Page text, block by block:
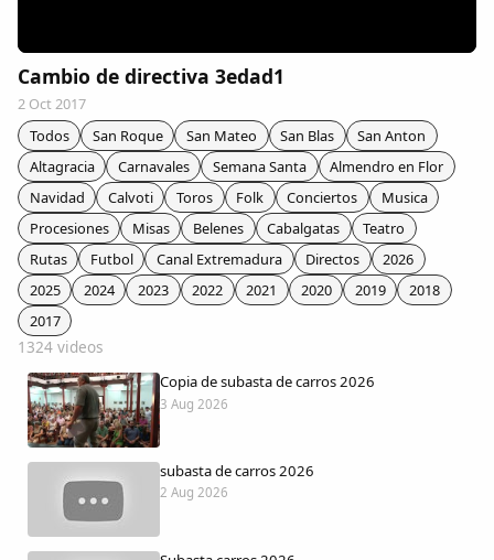
Comunidad
Colaboradores
AlkoTV
Biblioteca
Periódico Alconétar
Foros
Idiosincrasia
Diccionario
Cambio de directiva 3edad1
2 Oct 2017
Todos
San Roque San Mateo San Blas
San Anton
Altagracia
Carnavales Semana Santa
Almendro en Flor
Navidad
Calvoti Toros Folk Conciertos
Musica
Procesiones
Misas Belenes Cabalgatas
Teatro
Rutas
Futbol Canal Extremadura Directos
2026
2025
2024 2023 2022 2021 2020 2019
2018
2017
1324 videos
Copia de subasta de carros 2026
3 Aug 2026
subasta de carros 2026
2 Aug 2026